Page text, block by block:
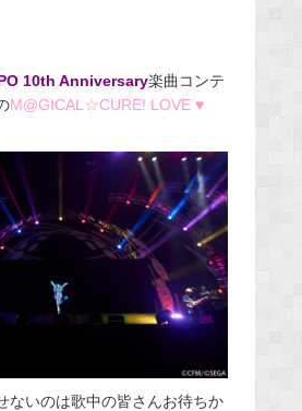
10th Anniversary楽曲コンテ
M@GICAL☆CURE! LOVE ♥
ないのは歌中の皆さんお待ちか